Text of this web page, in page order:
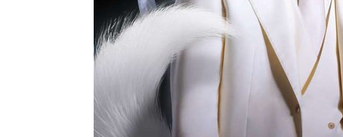
남자 농구, 나고야 아시안게임서 '홈팀' 일본과 한일전
여수 오동도 해상서 모터보트 전복…1명 사망·1명 실종
극한폭염 한풀 꺾이지만…'낮 최고 35도' 무더위, 열대야 계속[다음주
축구협회 "압수수색·성접대 논란 사과…쇄신의 기회로 삼겠다"
[속보]'압수수색·성접대 논란' 축구협회 "실망과 걱정 안겨드려 죄송"
'최고 37도' 폭염 지속…강원동해안 최대 150㎜ 비
[속보]뉴욕증시 상승 마감…S&P 0.6% 나스닥 1.3%↑